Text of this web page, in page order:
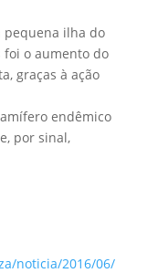
pequena ilha do
o aumento do
graças à ação
endêmico
por sinal,
noticia/2016/06/